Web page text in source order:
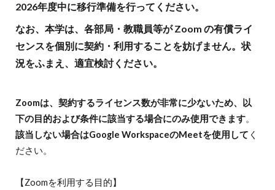
2026年度中に移行準備を行ってください。
なお、本学は、各部局・教職員等が Zoom の有償ライ
センスを個別に契約・利用することを妨げません。状
況をふまえ、適宜検討ください。
Zoomは、契約するライセンス数が非常に少ないため、以
下の目的および条件に該当する場合にのみ使用できます。
該当しない場合はGoogle WorkspaceのMeetを使用して く
ださい。
【Zoomを利用する目的】